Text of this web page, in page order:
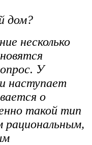
дом?
несколько
У
наступает
о
такой тип
рациональным,